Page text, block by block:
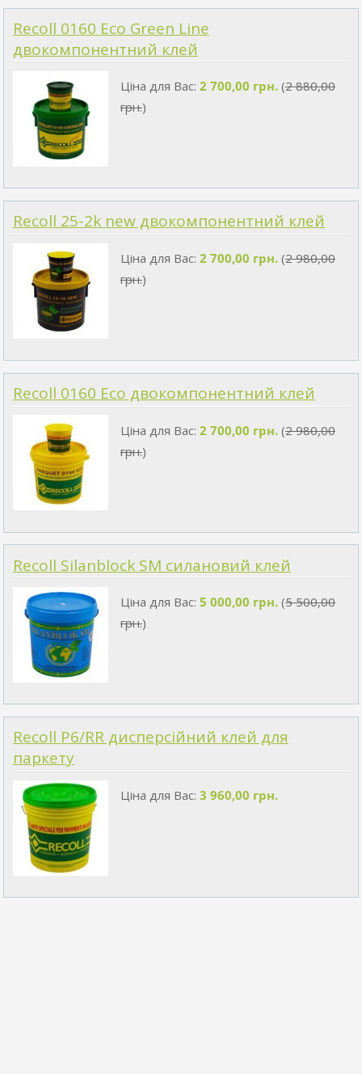
Recoll 0160 Eco Green Line
двокомпонентний клей
Ціна для Вас: 2 700,00 грн.(2 880,00
грн.)
Recoll 25-2k new двокомпонентний клей
Ціна для Вас: 2 700,00 грн.(2 980,00
грн.)
Recoll 0160 Eco двокомпонентний клей
Ціна для Вас: 2 700,00 грн.(2 980,00
грн.)
Recoll Silanblock SM силановий клей
Ціна для Вас: 5 000,00 грн.(5 500,00
грн.)
Recoll P6/RR дисперсійний клей для
паркету
Ціна для Вас: 3 960,00 грн.